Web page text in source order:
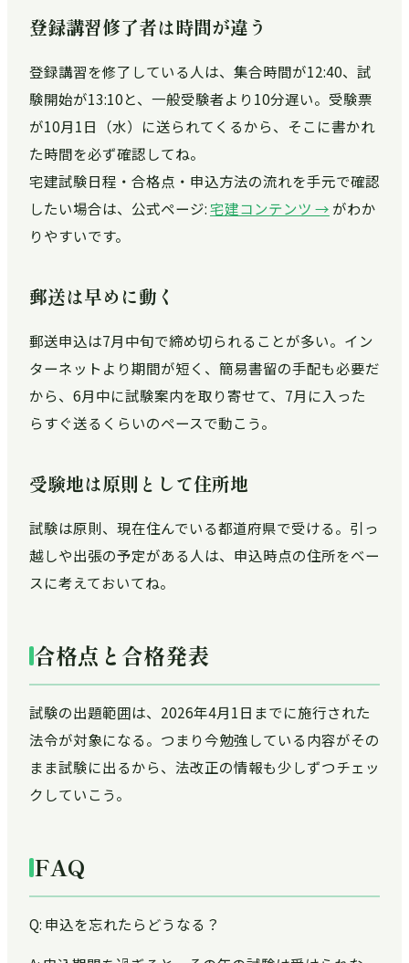
登録講習修了者は時間が違う
登録講習を修了している人は、集合時間が12:40、試
験開始が13:10と、一般受験者より10分遅い。受験票
が10月1日（水）に送られてくるから、そこに書かれ
た時間を必ず確認してね。
宅建試験日程・合格点・申込方法の流れを手元で確認
したい場合は、公式ページ:宅建コンテンツ → がわか
りやすいです。
郵送は早めに動く
郵送申込は7月中旬で締め切られることが多い。イン
ターネットより期間が短く、簡易書留の手配も必要だ
から、6月中に試験案内を取り寄せて、7月に入った
らすぐ送るくらいのペースで動こう。
受験地は原則として住所地
試験は原則、現在住んでいる都道府県で受ける。引っ
越しや出張の予定がある人は、申込時点の住所をベー
スに考えておいてね。
合格点と合格発表
試験の出題範囲は、2026年4月1日までに施行された
法令が対象になる。つまり今勉強している内容がその
まま試験に出るから、法改正の情報も少しずつチェッ
クしていこう。
FAQ
Q: 申込を忘れたらどうなる？